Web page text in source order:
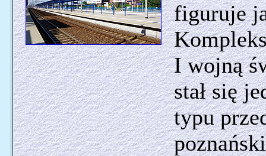
figuruje
I wojną
stał się
typu